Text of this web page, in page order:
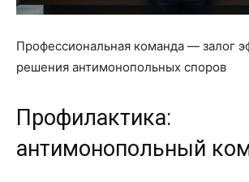
Профессиональная команда — залог
решения антимонопольных споров
Профилактика:
антимонопольный